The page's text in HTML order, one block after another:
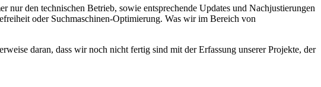
den technischen Betrieb, sowie entsprechende Updates und Nachjustierungen
oder Suchmaschinen-Optimierung. Was wir im Bereich von
daran, dass wir noch nicht fertig sind mit der Erfassung unserer Projekte, der